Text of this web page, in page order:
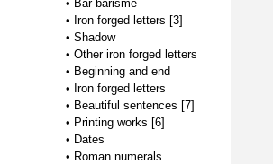
• Bar-barisme
• Iron forged letters [3]
• Shadow
• Other iron forged letters
• Beginning and end
• Iron forged letters
• Beautiful sentences [7]
• Printing works [6]
• Dates
• Roman numerals